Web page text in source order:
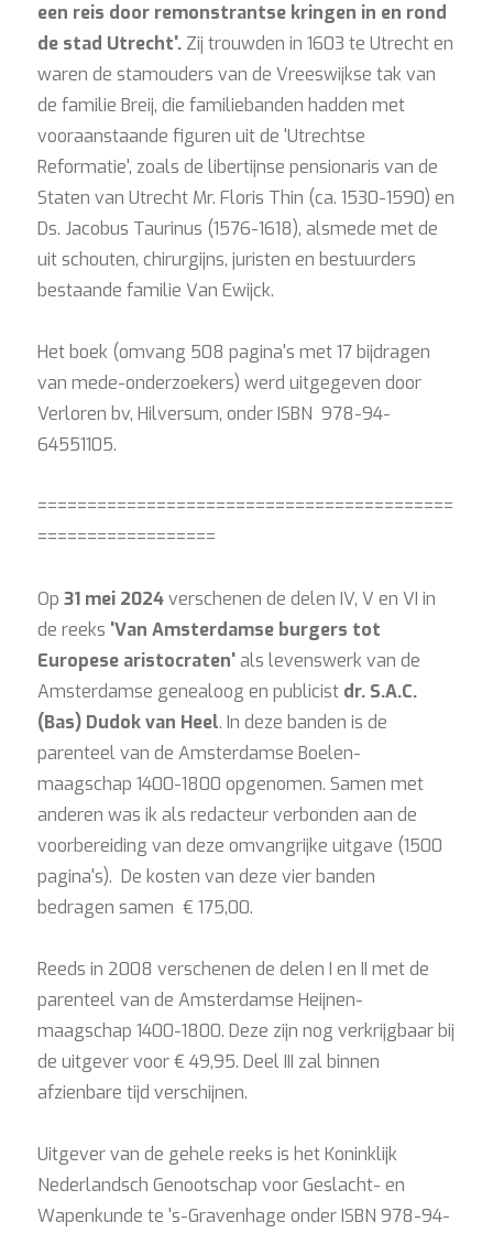
een reis door remonstrantse kringen in en rond
de stad Utrecht'. Zij trouwden in 1603 te Utrecht en
waren de stamouders van de Vreeswijkse tak van
de familie Breij, die familiebanden hadden met
vooraanstaande figuren uit de 'Utrechtse
Reformatie', zoals de libertijnse pensionaris van de
Staten van Utrecht Mr. Floris Thin (ca. 1530-1590) en
Ds. Jacobus Taurinus (1576-1618), alsmede met de
uit schouten, chirurgijns, juristen en bestuurders
bestaande familie Van Ewijck.
Het boek (omvang 508 pagina's met 17 bijdragen
van mede-onderzoekers) werd uitgegeven door
Verloren bv, Hilversum, onder ISBN 978-94-
64551105.
==========================================
==================
Op31 mei 2024verschenen de delen IV, V en VI in
de reeks 'Van Amsterdamse burgers tot
Europese aristocraten'als levenswerk van de
Amsterdamse genealoog en publicist dr. S.A.C.
(Bas) Dudok van Heel. In deze banden is de
parenteel van de Amsterdamse Boelen-
maagschap 1400-1800 opgenomen. Samen met
anderen was ik als redacteur verbonden aan de
voorbereiding van deze omvangrijke uitgave (1500
pagina's). De kosten van deze vier banden
bedragen samen € 175,00.
Reeds in 2008 verschenen de delen I en II met de
parenteel van de Amsterdamse Heijnen-
maagschap 1400-1800. Deze zijn nog verkrijgbaar bij
de uitgever voor € 49,95. Deel III zal binnen
afzienbare tijd verschijnen.
Uitgever van de gehele reeks is het Koninklijk
Nederlandsch Genootschap voor Geslacht- en
Wapenkunde te 's-Gravenhage onder ISBN 978-94-